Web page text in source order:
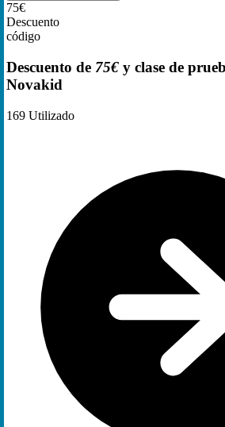
75€
Descuento
código
Descuento de 75€ y clase de
Novakid
169 Utilizado